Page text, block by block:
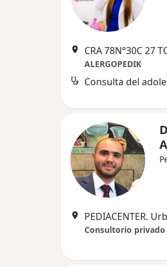
ALERGOPEDIK
Consulta del
Consultorio privado